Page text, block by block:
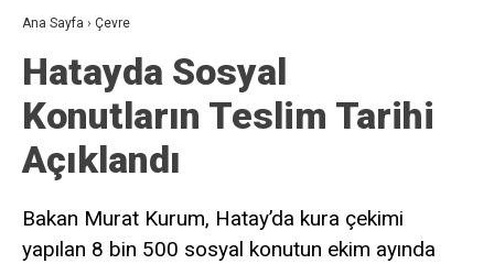
Ana Sayfa › Çevre
Hatayda Sosyal
Konutların Teslim Tarihi
Açıklandı
Bakan Murat Kurum, Hatay’da kura çekimi
yapılan 8 bin 500 sosyal konutun ekim ayında